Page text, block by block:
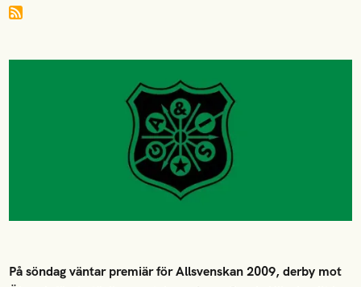
På söndag väntar premiär för Allsvenskan 2009, derby mot